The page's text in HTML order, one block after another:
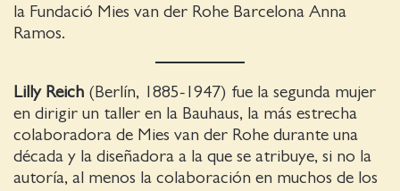
la Fundació Mies van der Rohe Barcelona Anna
Ramos.
Lilly Reich (Berlín, 1885-1947) fue la segunda mujer
en dirigir un taller en la Bauhaus, la más estrecha
colaboradora de Mies van der Rohe durante una
década y la diseñadora a la que se atribuye, si no la
autoría, al menos la colaboración en muchos de los